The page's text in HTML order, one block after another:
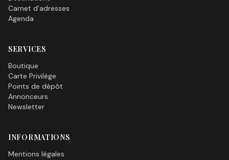
Carnet d'adresses
Agenda
SERVICES
Boutique
Carte Privilège
Points de dépôt
Annonceurs
Newsletter
INFORMATIONS
Mentions légales